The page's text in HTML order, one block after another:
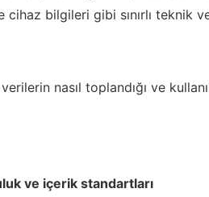
cihaz bilgileri gibi sınırlı teknik
nasıl toplandığı ve
ve içerik standartları